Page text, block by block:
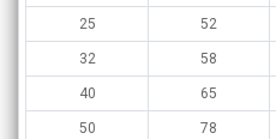
25 52
32 58
40 65
50 78